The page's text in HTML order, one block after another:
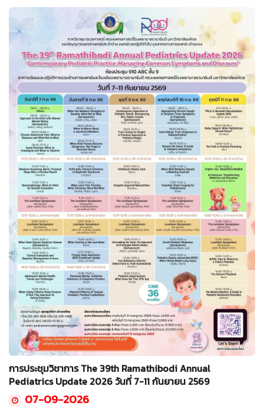
การประชุมวิชาการ The 39th Ramathibodi Annual
Pediatrics Update 2026 วันที่ 7-11 กันยายน 2569
07-09-2026